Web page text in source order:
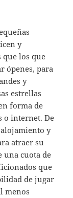
y
que los que
ópenes, para
y
estrellas
forma de
o internet. De
alojamiento y
atraer su
una cuota de
que
de jugar
menos